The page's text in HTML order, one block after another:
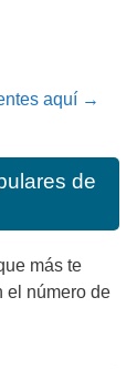
aquí →
de
más te
el número de